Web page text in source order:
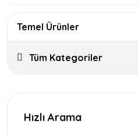
Temel Ürünler
Tüm Kategoriler
Hızlı Arama